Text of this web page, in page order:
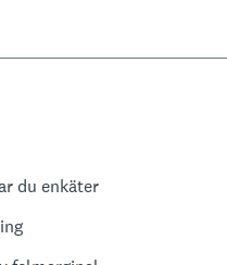
du enkäter